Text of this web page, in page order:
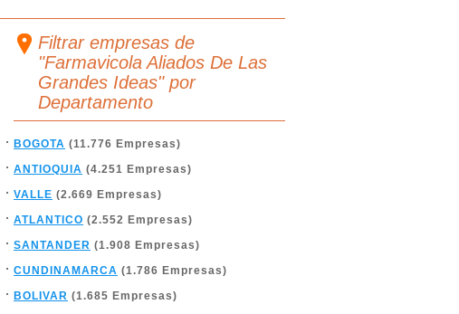
Filtrar empresas de
"Farmavicola Aliados De Las
Grandes Ideas" por
Departamento
BOGOTA (11.776 Empresas)
ANTIOQUIA (4.251 Empresas)
VALLE (2.669 Empresas)
ATLANTICO (2.552 Empresas)
SANTANDER (1.908 Empresas)
CUNDINAMARCA (1.786 Empresas)
BOLIVAR (1.685 Empresas)